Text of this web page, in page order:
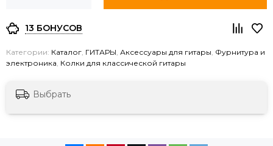
13 БОНУСОВ
Категории: Каталог, ГИТАРЫ, Аксессуары для гитары, Фурнитура и
электроника, Колки для классической гитары
Выбрать